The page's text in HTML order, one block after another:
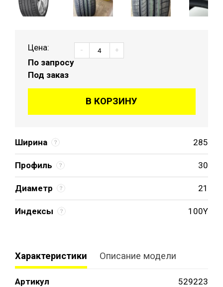
Ширина 285
Профиль 30
Диаметр 21
Индексы 100Y
Цена:
По запросу
Под заказ
- +
В КОРЗИНУ
Характеристики Описание модели
Артикул 529223